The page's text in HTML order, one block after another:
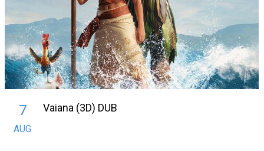
7
AUG
Vaiana (3D) DUB